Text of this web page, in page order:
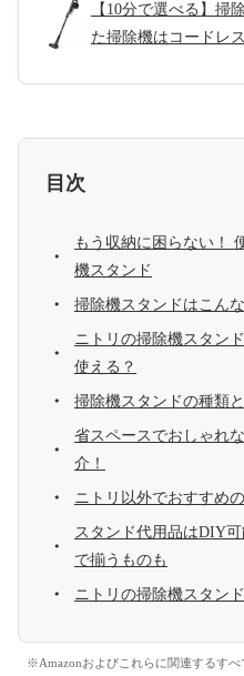
【10分で選べる】掃
た掃除機はコードレ
目次
もう収納に困らない！
機スタンド
掃除機スタンドはこん
ニトリの掃除機スタン
使える？
掃除機スタンドの種類
省スペースでおしゃれ
介！
ニトリ以外でおすすめ
スタンド代用品はDIY
で揃うものも
ニトリの掃除機スタン
※Amazonおよびこれらに関連するす